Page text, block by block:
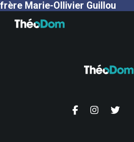
frère Marie-Ollivier Guillou